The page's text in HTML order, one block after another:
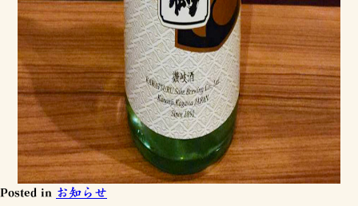
Posted in お知らせ